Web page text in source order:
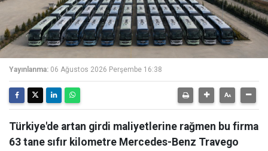
Yayınlanma: 06 Ağustos 2026 Perşembe 16:38
Türkiye'de artan girdi maliyetlerine rağmen bu firma
63 tane sıfır kilometre Mercedes-Benz Travego